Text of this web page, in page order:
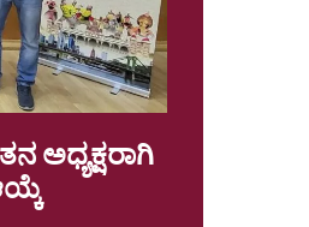
ಅಧ್ಯಕ್ಷರಾಗಿ